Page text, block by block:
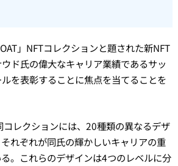
」NFTコレクションと題された新NFT
ド氏の偉大なキャリア業績であるサッ
を表彰することに焦点を当てることを
レクションには、20種類の異なるデザ
れぞれが同氏の輝かしいキャリアの重
。これらのデザインは4つのレベルに分